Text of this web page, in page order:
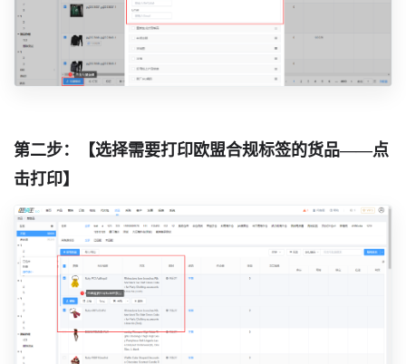
第二步：【选择需要打印欧盟合规标签的货品——点
击打印】